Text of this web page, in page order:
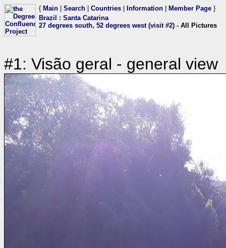
{ Main Search Countries Information Member Page }
Brazil
: Santa Catarina
27 degrees south, 52 degrees west (visit #2) - All Pictures
#1: Visão geral - general view